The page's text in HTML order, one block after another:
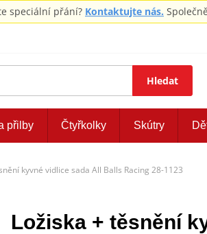
speciální přání? Kontaktujte nás.
Hledat
přilby Čtyřkolky Skútry
kyvné vidlice sada All Balls Racing 28-1123
Ložiska + těsnění